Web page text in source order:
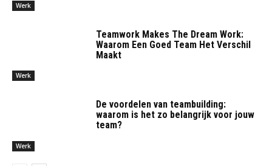
Werk
Werk
Teamwork Makes The Dream Work:
Waarom Een Goed Team Het Verschil
Maakt
Werk
De voordelen van teambuilding:
waarom is het zo belangrijk voor jouw
team?